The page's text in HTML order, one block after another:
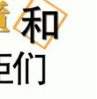
民生用品